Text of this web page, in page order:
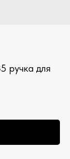
ручка для